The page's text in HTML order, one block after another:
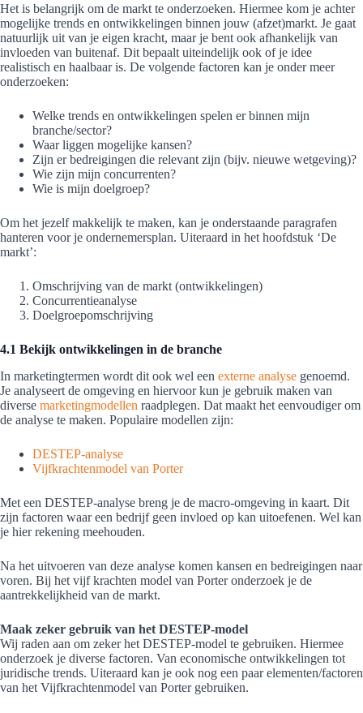
Het is belangrijk om de markt te onderzoeken. Hiermee kom je achter
mogelijke trends en ontwikkelingen binnen jouw (afzet)markt. Je gaat
natuurlijk uit van je eigen kracht, maar je bent ook afhankelijk van
invloeden van buitenaf. Dit bepaalt uiteindelijk ook of je idee
realistisch en haalbaar is. De volgende factoren kan je onder meer
onderzoeken:
Welke trends en ontwikkelingen spelen er binnen mijn
branche/sector?
Waar liggen mogelijke kansen?
Zijn er bedreigingen die relevant zijn (bijv. nieuwe wetgeving)?
Wie zijn mijn concurrenten?
Wie is mijn doelgroep?
Om het jezelf makkelijk te maken, kan je onderstaande paragrafen
hanteren voor je ondernemersplan. Uiteraard in het hoofdstuk ‘De
markt’:
Omschrijving van de markt (ontwikkelingen)
Concurrentieanalyse
Doelgroepomschrijving
4.1 Bekijk ontwikkelingen in de branche
In marketingtermen wordt dit ook wel een externe analyse genoemd.
Je analyseert de omgeving en hiervoor kun je gebruik maken van
diverse marketingmodellen raadplegen. Dat maakt het eenvoudiger om
de analyse te maken. Populaire modellen zijn:
DESTEP-analyse
Vijfkrachtenmodel van Porter
Met een DESTEP-analyse breng je de macro-omgeving in kaart. Dit
zijn factoren waar een bedrijf geen invloed op kan uitoefenen. Wel kan
je hier rekening meehouden.
Na het uitvoeren van deze analyse komen kansen en bedreigingen naar
voren. Bij het vijf krachten model van Porter onderzoek je de
aantrekkelijkheid van de markt.
Maak zeker gebruik van het DESTEP-model
Wij raden aan om zeker het DESTEP-model te gebruiken. Hiermee
onderzoek je diverse factoren. Van economische ontwikkelingen tot
juridische trends. Uiteraard kan je ook nog een paar elementen/factoren
van het Vijfkrachtenmodel van Porter gebruiken.